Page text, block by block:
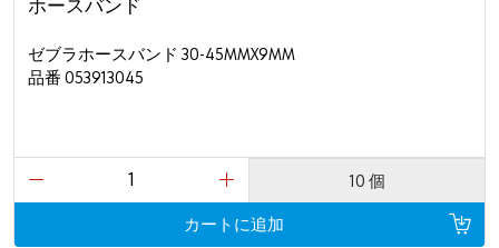
ホースバンド
ゼブラホースバンド 30-45MMX9MM
品番 053913045
10 個
カートに追加